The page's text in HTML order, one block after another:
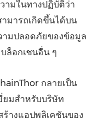
มในทางปฏิบัติว่า
มารถเกิดขึ้นได้บน
มปลอดภัยของข้อมูล
ล็อกเชนอื่น ๆ
กลายเป็น
ยมสำหรับบริษัท
างแอปพลิเคชันของ